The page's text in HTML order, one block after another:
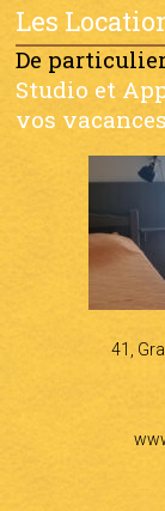
Les
De
Studio et
vos
41,